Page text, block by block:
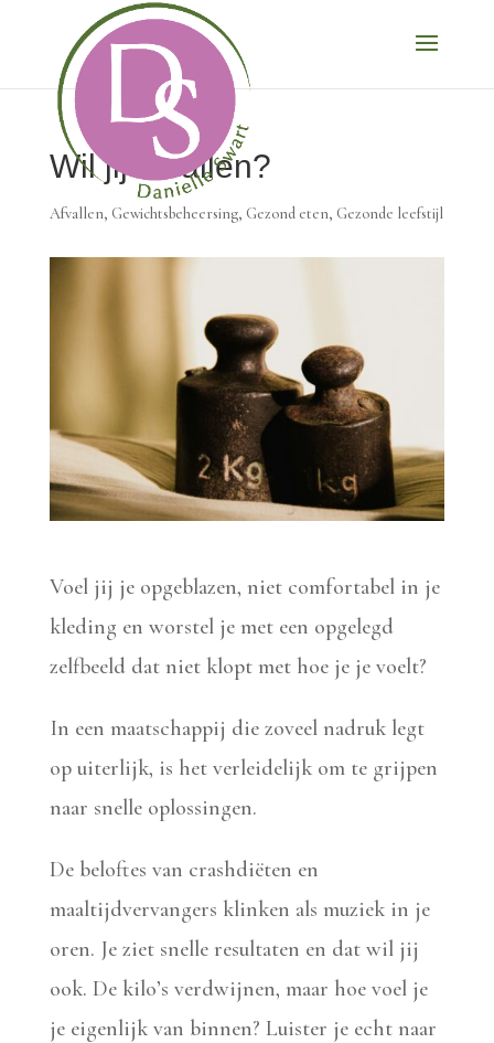
Wil jij afvallen?
Afvallen, Gewichtsbeheersing, Gezond eten, Gezonde leefstijl
Voel jij je opgeblazen, niet comfortabel in je
kleding en worstel je met een opgelegd
zelfbeeld dat niet klopt met hoe je je voelt?
In een maatschappij die zoveel nadruk legt
op uiterlijk, is het verleidelijk om te grijpen
naar snelle oplossingen.
De beloftes van crashdiëten en
maaltijdvervangers klinken als muziek in je
oren. Je ziet snelle resultaten en dat wil jij
ook. De kilo’s verdwijnen, maar hoe voel je
je eigenlijk van binnen? Luister je echt naar